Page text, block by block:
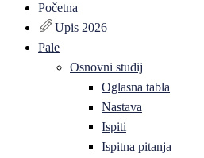
Početna
Upis 2026
Pale
Osnovni studij
Oglasna tabla
Nastava
Ispiti
Ispitna pitanja